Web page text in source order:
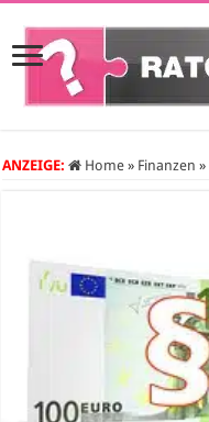
ANZEIGE: Home » Finanzen »